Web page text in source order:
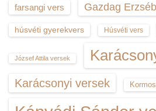
farsangi vers Gazdag
húsvéti gyerekvers Húsvéti vers
József Attila versek
Karácsonyi versek